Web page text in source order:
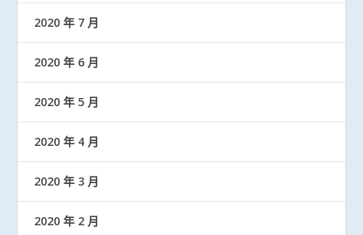
2020 年 7 月
2020 年 6 月
2020 年 5 月
2020 年 4 月
2020 年 3 月
2020 年 2 月